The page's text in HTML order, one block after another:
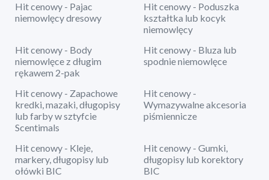
Hit cenowy - Pajac
niemowlęcy dresowy
Hit cenowy - Poduszka
kształtka lub kocyk
niemowlęcy
Hit cenowy - Body
niemowlęce z długim
rękawem 2-pak
Hit cenowy - Bluza lub
spodnie niemowlęce
Hit cenowy - Zapachowe
kredki, mazaki, długopisy
lub farby w sztyfcie
Scentimals
Hit cenowy -
Wymazywalne akcesoria
piśmiennicze
Hit cenowy - Kleje,
markery, długopisy lub
ołówki BIC
Hit cenowy - Gumki,
długopisy lub korektory
BIC